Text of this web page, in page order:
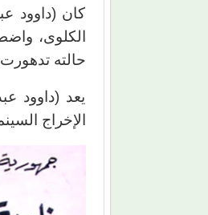
كان (داوود
الكلوى،
حالته
يعد (داوود
الإخراج